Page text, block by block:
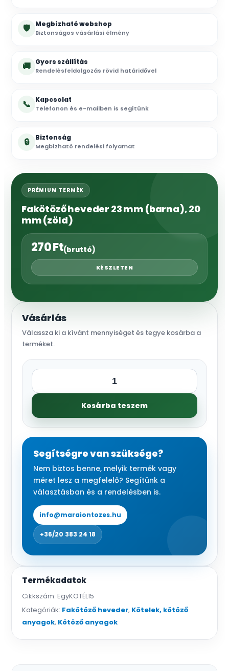
🛡 Megbízható webshop
Biztonságos vásárlási élmény
🚚 Gyors szállítás
Rendelésfeldolgozás rövid határidővel
📞 Kapcsolat
Telefonon és e-mailben is segítünk
🔒 Biztonság
Megbízható rendelési folyamat
PRÉMIUM TERMÉK
Fakötöző heveder 23 mm (barna), 20
mm (zöld)
270Ft(bruttó)
KÉSZLETEN
Vásárlás
Válassza ki a kívánt mennyiséget és tegye kosárba a
terméket.
Fakötöző
heveder
23
(barna),
20
(zöld)
mennyiség
Kosárba teszem
Segítségre van szüksége?
Nem biztos benne, melyik termék vagy
méret lesz a megfelelő? Segítünk a
választásban és a rendelésben is.
info@maraiontozes.hu
+36/20 383 24 18
Termékadatok
Cikkszám: EgyKÖTÉL15
Kategóriák: Fakötöző heveder, Kötelek, kötöző
anyagok, Kötöző anyagok